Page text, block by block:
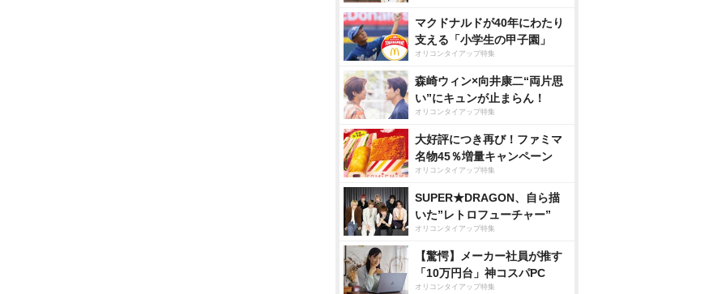
マクドナルドが40年にわたり
支える「小学生の甲子園」
オリコンタイアップ特集
森崎ウィン×向井康二“両片思
い”にキュンが止まらん！
オリコンタイアップ特集
大好評につき再び！ファミマ
名物45％増量キャンペーン
オリコンタイアップ特集
SUPER★DRAGON、自ら描
いた”レトロフューチャー”
オリコンタイアップ特集
【驚愕】メーカー社員が推す
「10万円台」神コスパPC
オリコンタイアップ特集